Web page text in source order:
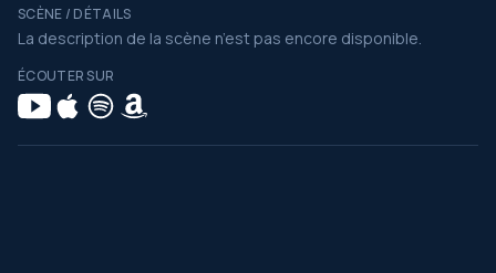
SCÈNE / DÉTAILS
La description de la scène n’est pas encore disponible.
ÉCOUTER SUR